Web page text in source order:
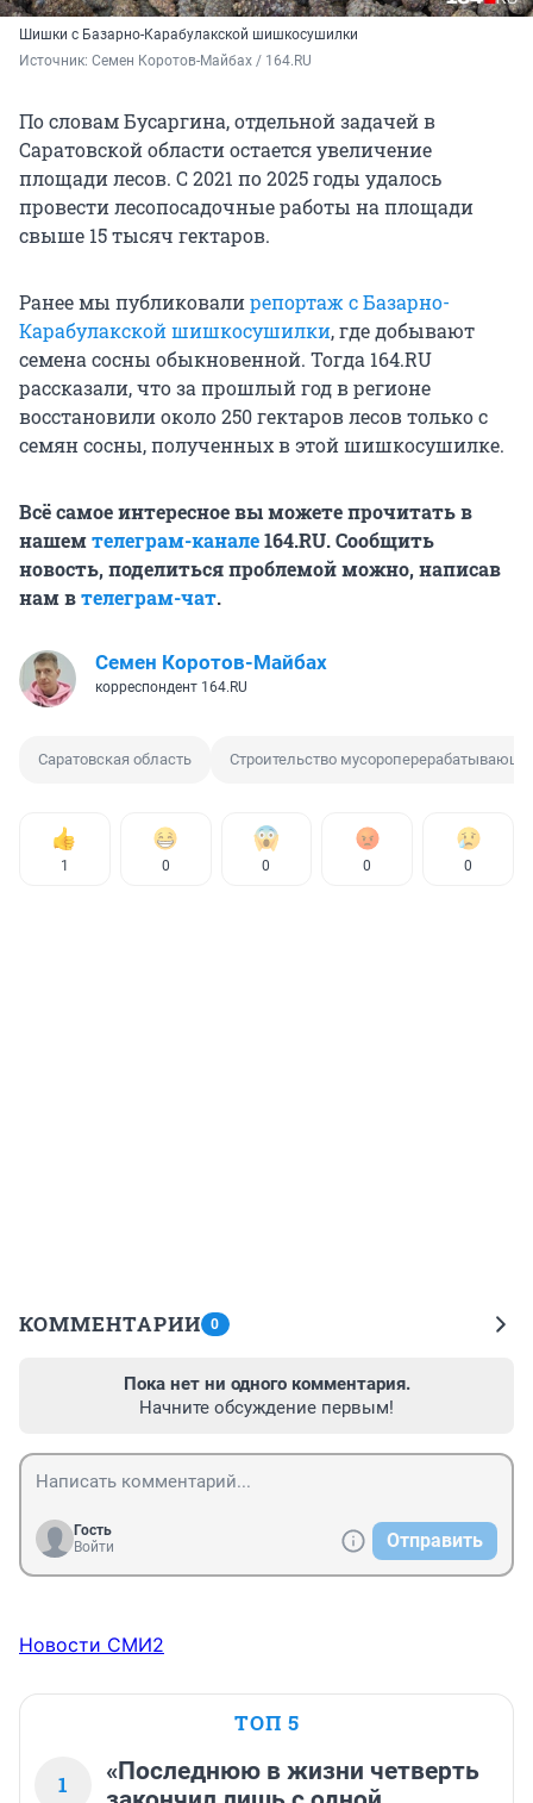
Шишки с Базарно-Карабулакской шишкосушилки
Источник: Семен Коротов-Майбах / 164.RU
По словам Бусаргина, отдельной задачей в
Саратовской области остается увеличение
площади лесов. С 2021 по 2025 годы удалось
провести лесопосадочные работы на площади
свыше 15 тысяч гектаров.
Ранее мы публиковалирепортаж с Базарно-
Карабулакской шишкосушилки, где добывают
семена сосны обыкновенной. Тогда 164.RU
рассказали, что за прошлый год в регионе
восстановили около 250 гектаров лесов только с
семян сосны, полученных в этой шишкосушилке.
Всё самое интересное вы можете прочитать в
нашемтелеграм-канале164.RU. Сообщить
новость, поделиться проблемой можно, написав
нам втелеграм-чат.
Семен Коротов-Майбах
корреспондент 164.RU
Саратовская область Строительство
1 0 0 0 0
КОММЕНТАРИИ 0
Пока нет ни одного комментария.
Начните обсуждение первым!
Гость
Войти
Отправить
Новости СМИ2
ТОП 5
1
«Последнюю в жизни четверть